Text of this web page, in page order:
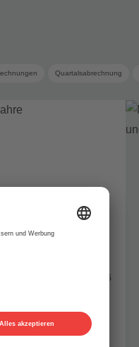
Quartalsabrechnung
21.11.2016
Hitboxen,